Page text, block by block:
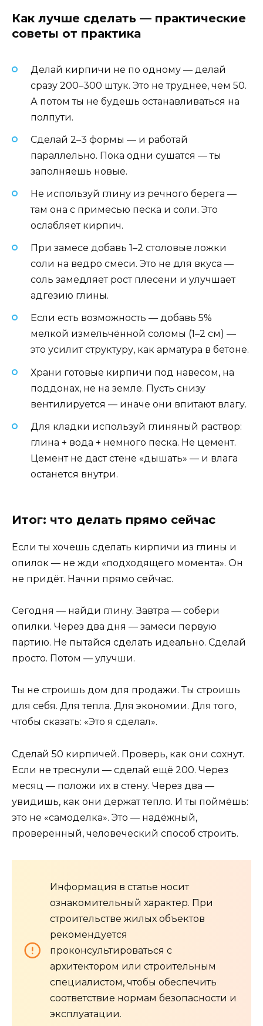
Как лучше сделать — практические
советы от практика
Делай кирпичи не по одному — делай
сразу 200–300 штук. Это не труднее, чем 50.
А потом ты не будешь останавливаться на
полпути.
Сделай 2–3 формы — и работай
параллельно. Пока одни сушатся — ты
заполняешь новые.
Не используй глину из речного берега —
там она с примесью песка и соли. Это
ослабляет кирпич.
При замесе добавь 1–2 столовые ложки
соли на ведро смеси. Это не для вкуса —
соль замедляет рост плесени и улучшает
адгезию глины.
Если есть возможность — добавь 5%
мелкой измельчённой соломы (1–2 см) —
это усилит структуру, как арматура в бетоне.
Храни готовые кирпичи под навесом, на
поддонах, не на земле. Пусть снизу
вентилируется — иначе они впитают влагу.
Для кладки используй глиняный раствор:
глина + вода + немного песка. Не цемент.
Цемент не даст стене «дышать» — и влага
останется внутри.
Итог: что делать прямо сейчас
Если ты хочешь сделать кирпичи из глины и
опилок — не жди «подходящего момента». Он
не придёт. Начни прямо сейчас.
Сегодня — найди глину. Завтра — собери
опилки. Через два дня — замеси первую
партию. Не пытайся сделать идеально. Сделай
просто. Потом — улучши.
Ты не строишь дом для продажи. Ты строишь
для себя. Для тепла. Для экономии. Для того,
чтобы сказать: «Это я сделал».
Сделай 50 кирпичей. Проверь, как они сохнут.
Если не треснули — сделай ещё 200. Через
месяц — положи их в стену. Через два —
увидишь, как они держат тепло. И ты поймёшь:
это не «самоделка». Это — надёжный,
проверенный, человеческий способ строить.
Информация в статье носит
ознакомительный характер. При
строительстве жилых объектов
рекомендуется
проконсультироваться с
архитектором или строительным
специалистом, чтобы обеспечить
соответствие нормам безопасности и
эксплуатации.